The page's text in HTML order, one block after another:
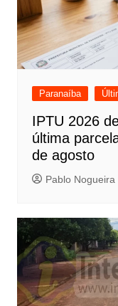
Paranaíba
IPTU 2026
última
de agosto
Pablo Nogueira